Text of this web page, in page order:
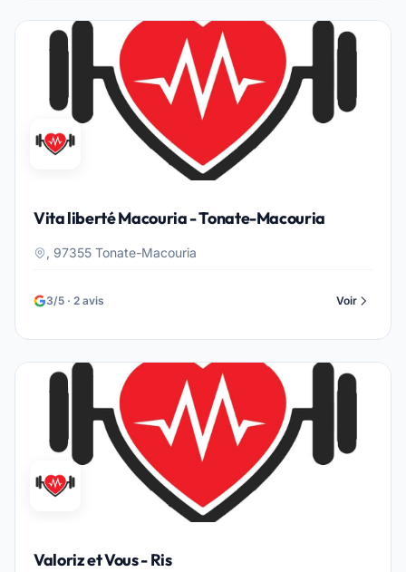
Vita liberté Macouria - Tonate-Macouria
, 97355 Tonate-Macouria
3/5 · 2 avis Voir
Valoriz et Vous - Ris